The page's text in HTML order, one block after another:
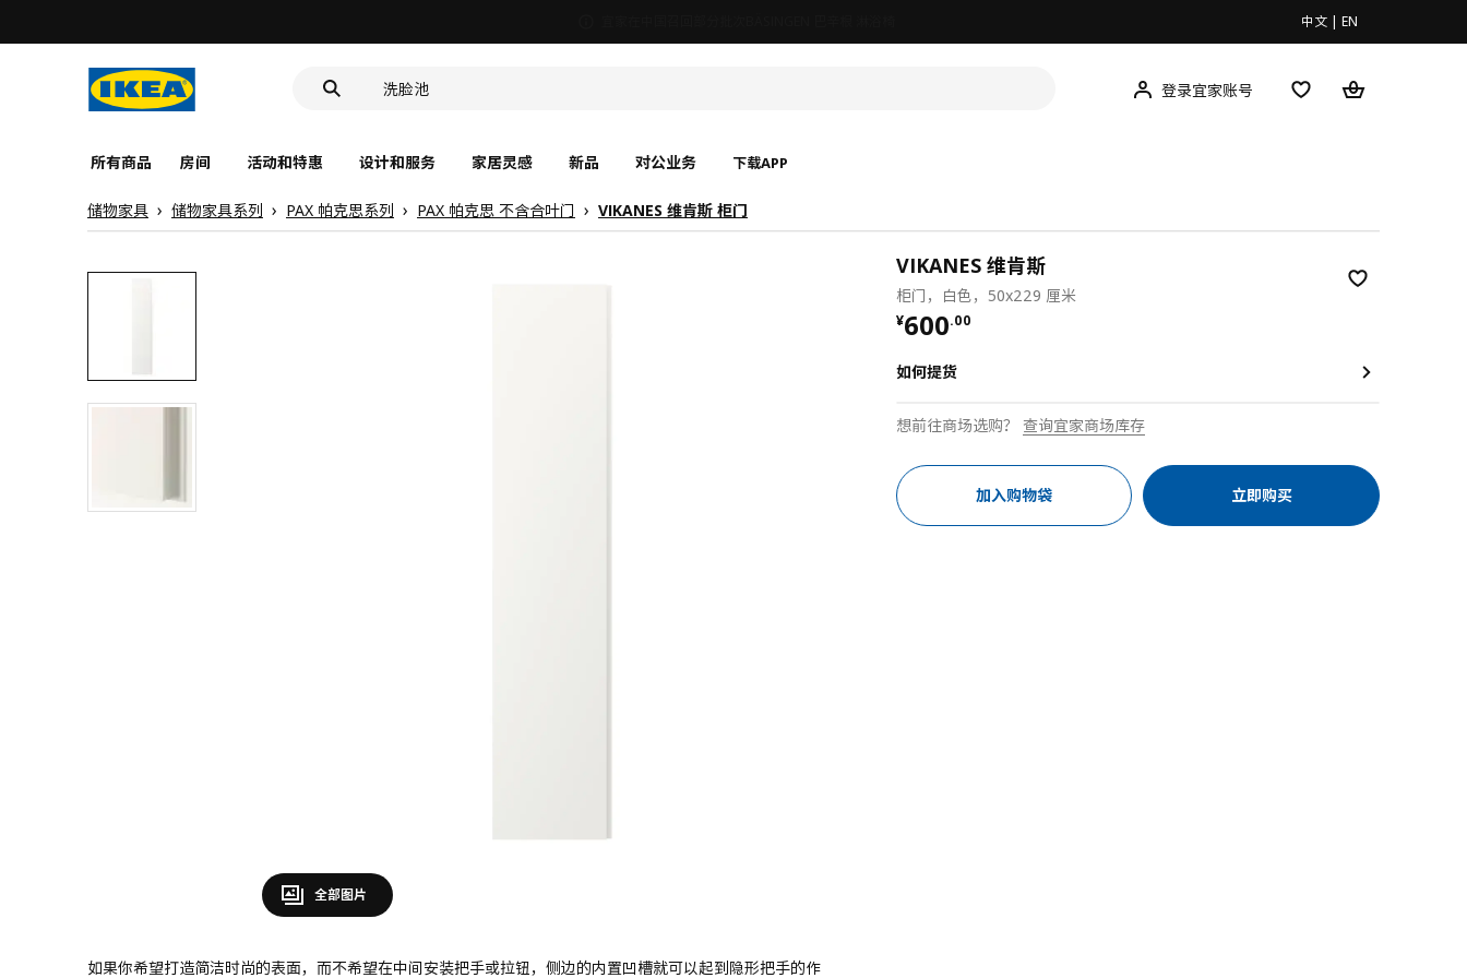
中文 | EN
洗脸池
登录宜家账号
所有商品 房间 活动和特惠 设计和服务 家居灵感 新品 对公业务 下载APP
储物家具 储物家具系列 PAX 帕克思系列 PAX 帕克思 不含合叶门 VIKANES 维肯斯 柜门
全部图片
如果你希望打造简洁时尚的表面，而不希望在中间安装把手或拉钮，侧边的内置凹槽就可以起到隐形把手的作
VIKANES 维肯斯
柜门，白色，50x229 厘米
¥600.00
¥ 600.00
如何提货
想前往商场选购？ 查询宜家商场库存
加入购物袋 立即购买